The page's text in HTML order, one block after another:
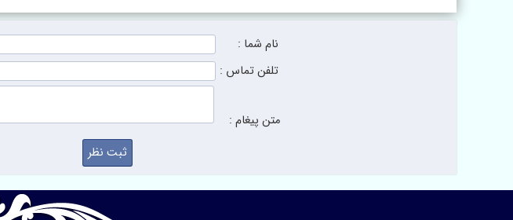
نام شما :
تلفن تماس :
متن پیغام :